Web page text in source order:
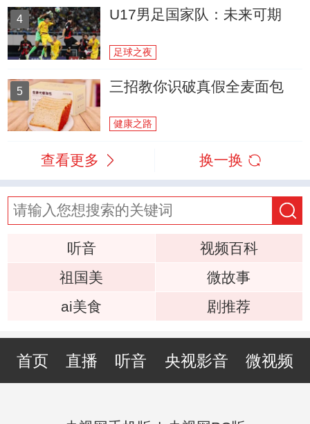
4 U17男足国家队：未来可期
足球之夜
5 三招教你识破真假全麦面包
健康之路
查看更多 换一换
听音
视频百科
祖国美
微故事
ai美食
剧推荐
首页 直播 听音 央视影音 微视频